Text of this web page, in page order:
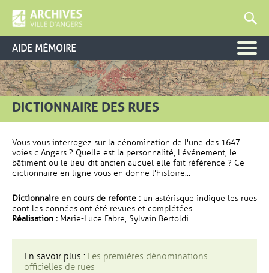
AIDE MÉMOIRE
DICTIONNAIRE DES RUES
Vous vous interrogez sur la dénomination de l'une des 1647
voies d'Angers ? Quelle est la personnalité, l'événement, le
bâtiment ou le lieu-dit ancien auquel elle fait référence ? Ce
dictionnaire en ligne vous en donne l'histoire...
Dictionnaire en cours de refonte : un astérisque indique les rues
dont les données ont été revues et complétées.
Réalisation : Marie-Luce Fabre, Sylvain Bertoldi
En savoir plus : Les premières dénominations
officielles de rues